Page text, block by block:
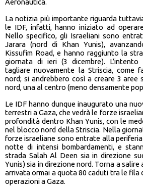
Aeronautica.
La notizia più importante riguarda
le IDF, infatti, hanno iniziato ad
Nello specifico, gli Israeliani sono
Jarara (nord di Khan Yunis),
Kissufim Road, e hanno raggiunto la
giornata di ieri (3 dicembre). L’intento
tagliare nuovamente la Striscia, come
nord; si andrebbero così a creare 3
nord, una al centro (meno densamente
Le IDF hanno dunque inaugurato una
terrestri a Gaza, che vedrà le forze
profondità dentro Khan Yunis, con le
nel blocco nord della Striscia. Nella
forze israeliane sono entrate alla
notte di intensi bombardamenti, e
strada Salah Al Deen sia in direzione
Yunis) sia in direzione nord. Torna a
arrivata ormai a quota 80 caduti tra le fila
operazioni a Gaza.